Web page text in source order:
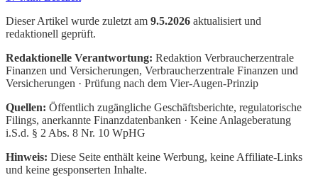
Dieser Artikel wurde zuletzt am 9.5.2026 aktualisiert und
redaktionell geprüft.
Redaktionelle Verantwortung: Redaktion Verbraucherzentrale
Finanzen und Versicherungen, Verbraucherzentrale Finanzen und
Versicherungen · Prüfung nach dem Vier-Augen-Prinzip
Quellen: Öffentlich zugängliche Geschäftsberichte, regulatorische
Filings, anerkannte Finanzdatenbanken · Keine Anlageberatung
i.S.d. § 2 Abs. 8 Nr. 10 WpHG
Hinweis: Diese Seite enthält keine Werbung, keine Affiliate-Links
und keine gesponserten Inhalte.